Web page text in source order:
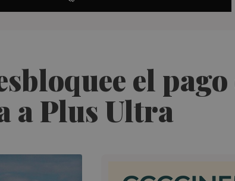
el pago
a Plus Ultra